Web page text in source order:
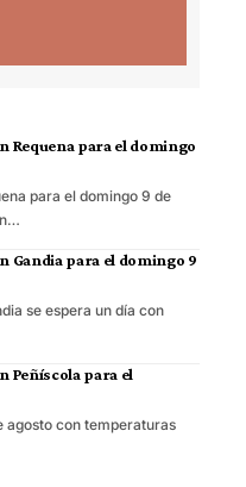
Requena para el domingo
para el domingo 9 de
Gandia para el domingo 9
se espera un día con
Peñíscola para el
agosto con temperaturas